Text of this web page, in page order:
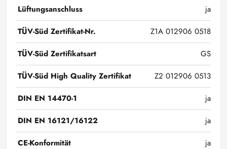
Lüftungsanschluss
ja
TÜV-Süd Zertifikat-Nr.
Z1A 012906 0518
TÜV-Süd Zertifikatsart
GS
TÜV-Süd High Quality Zertifikat
Z2 012906 0513
DIN EN 14470-1
ja
DIN EN 16121/16122
ja
CE-Konformität
ja